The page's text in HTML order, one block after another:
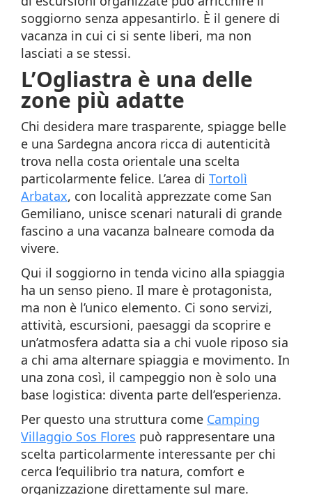
soggiorno senza appesantirlo. È il genere di
vacanza in cui ci si sente liberi, ma non
lasciati a se stessi.
L’Ogliastra è una delle
zone più adatte
Chi desidera mare trasparente, spiagge belle
e una Sardegna ancora ricca di autenticità
trova nella costa orientale una scelta
particolarmente felice. L’area di Tortolì
Arbatax, con località apprezzate come San
Gemiliano, unisce scenari naturali di grande
fascino a una vacanza balneare comoda da
vivere.
Qui il soggiorno in tenda vicino alla spiaggia
ha un senso pieno. Il mare è protagonista,
ma non è l’unico elemento. Ci sono servizi,
attività, escursioni, paesaggi da scoprire e
un’atmosfera adatta sia a chi vuole riposo sia
a chi ama alternare spiaggia e movimento. In
una zona così, il campeggio non è solo una
base logistica: diventa parte dell’esperienza.
Per questo una struttura come Camping
Villaggio Sos Flores può rappresentare una
scelta particolarmente interessante per chi
cerca l’equilibrio tra natura, comfort e
organizzazione direttamente sul mare.